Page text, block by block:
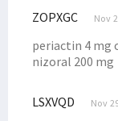
ZOPXGC Nov
periactin 4 mg
nizoral 200 mg
LSXVQD Nov